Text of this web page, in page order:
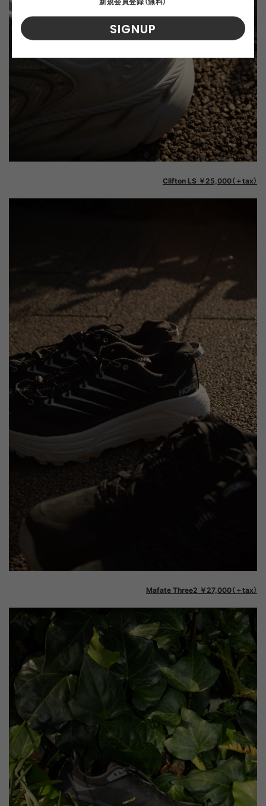
Clifton LS ￥25,000（＋tax）
Mafate Three2 ￥27,000（＋tax）
SIGNUP